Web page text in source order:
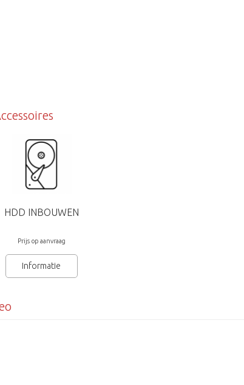
HDD INBOUWEN
Prijs op aanvraag
Informatie